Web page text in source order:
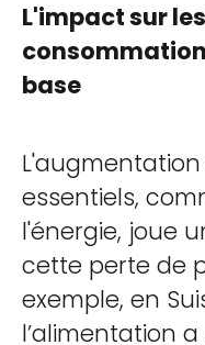
L'impact sur
base
essentiels,
l'énergie, joue
cette perte de
exemple, en
l’alimentation